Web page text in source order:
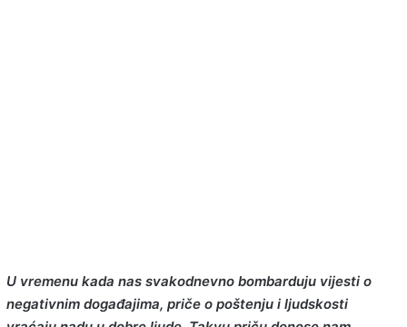
U vremenu kada nas svakodnevno bombarduju vijesti o
negativnim događajima, priče o poštenju i ljudskosti